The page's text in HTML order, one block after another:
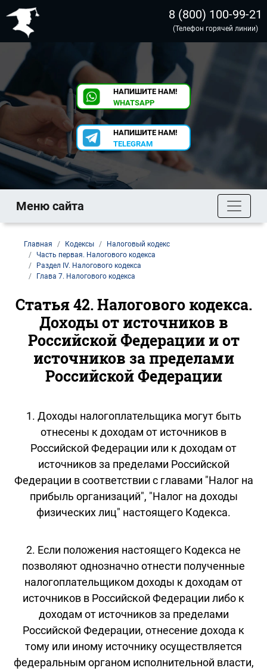
8 (800) 100-99-21
(Телефон горячей линии)
НАПИШИТЕ НАМ!
WHATSAPP
НАПИШИТЕ НАМ!
TELEGRAM
Меню сайта
Главная Кодексы
Налоговый кодекс
Часть первая. Налогового кодекса
Раздел IV. Налогового кодекса
Глава 7. Налогового кодекса
Статья 42. Налогового кодекса.
Доходы от источников в
Российской Федерации и от
источников за пределами
Российской Федерации
1. Доходы налогоплательщика могут быть
отнесены к доходам от источников в
Российской Федерации или к доходам от
источников за пределами Российской
Федерации в соответствии с главами "Налог на
прибыль организаций", "Налог на доходы
физических лиц" настоящего Кодекса.
2. Если положения настоящего Кодекса не
позволяют однозначно отнести полученные
налогоплательщиком доходы к доходам от
источников в Российской Федерации либо к
доходам от источников за пределами
Российской Федерации, отнесение дохода к
тому или иному источнику осуществляется
федеральным органом исполнительной власти,